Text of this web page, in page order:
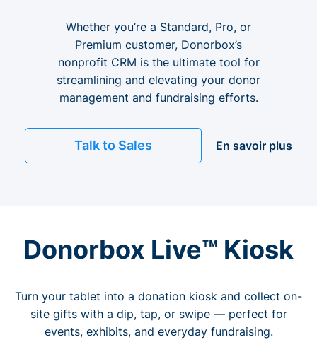
Whether you’re a Standard, Pro, or
Premium customer, Donorbox’s
nonprofit CRM is the ultimate tool for
streamlining and elevating your donor
management and fundraising efforts.
Talk to Sales En savoir plus
Donorbox Live™ Kiosk
Turn your tablet into a donation kiosk and collect on-
site gifts with a dip, tap, or swipe — perfect for
events, exhibits, and everyday fundraising.